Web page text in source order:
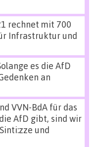
rechnet mit 700
Infrastruktur und
es die AfD
an
VVN-BdA für das
AfD gibt, sind wir
und